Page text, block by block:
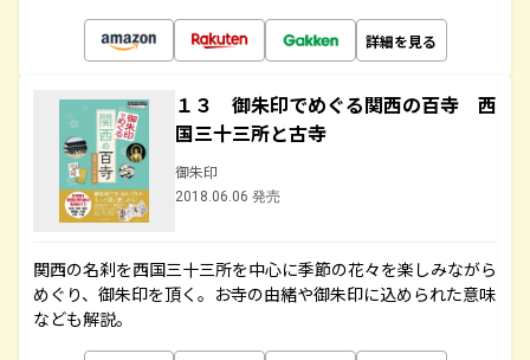
詳細を見る
１３ 御朱印でめぐる関西の百寺 西
国三十三所と古寺
御朱印
2018.06.06 発売
関西の名刹を西国三十三所を中心に季節の花々を楽しみながら
めぐり、御朱印を頂く。お寺の由緒や御朱印に込められた意味
なども解説。